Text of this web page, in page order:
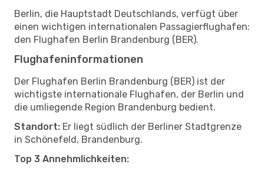
Berlin, die Hauptstadt Deutschlands, verfügt über
einen wichtigen internationalen Passagierflughafen:
den Flughafen Berlin Brandenburg (BER).
Flughafeninformationen
Der Flughafen Berlin Brandenburg (BER) ist der
wichtigste internationale Flughafen, der Berlin und
die umliegende Region Brandenburg bedient.
Standort: Er liegt südlich der Berliner Stadtgrenze
in Schönefeld, Brandenburg.
Top 3 Annehmlichkeiten: